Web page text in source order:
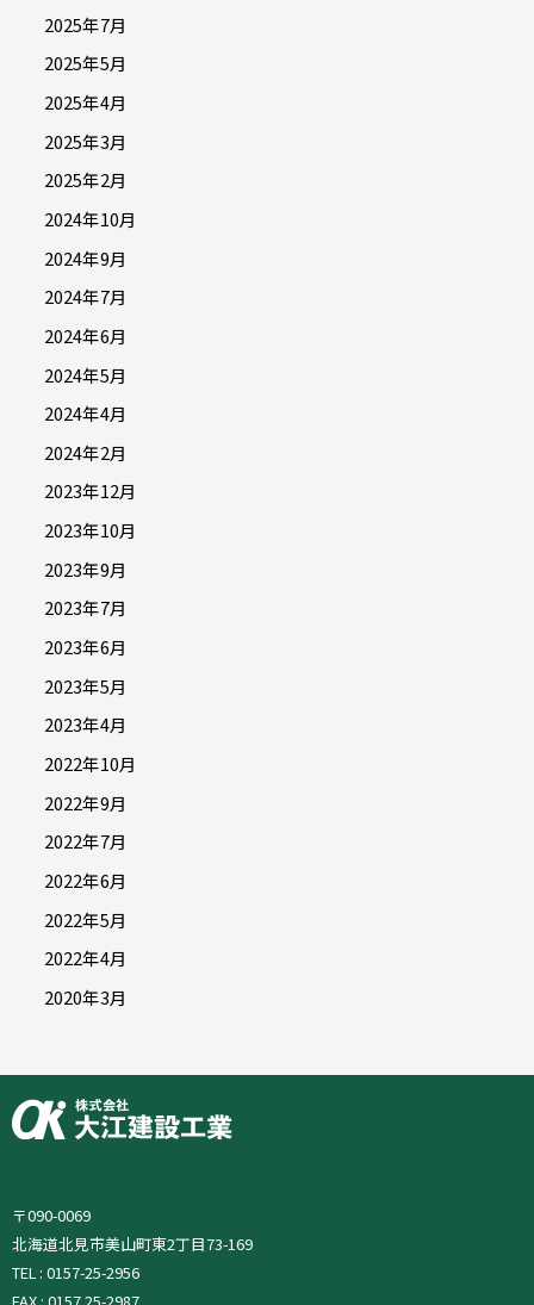
2025年7月
2025年5月
2025年4月
2025年3月
2025年2月
2024年10月
2024年9月
2024年7月
2024年6月
2024年5月
2024年4月
2024年2月
2023年12月
2023年10月
2023年9月
2023年7月
2023年6月
2023年5月
2023年4月
2022年10月
2022年9月
2022年7月
2022年6月
2022年5月
2022年4月
2020年3月
〒090-0069
北海道北見市美山町東2丁目73-169
TEL : 0157-25-2956